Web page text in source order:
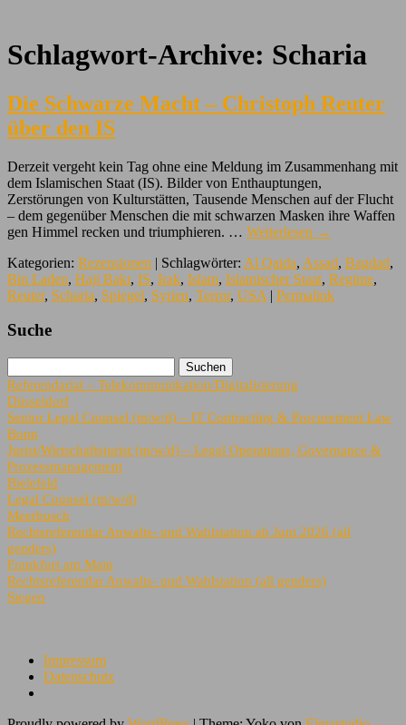
Schlagwort-Archive: Scharia
Die Schwarze Macht – Christoph Reuter
über den IS
Derzeit vergeht kein Tag ohne eine Meldung im Zusammenhang mit
dem Islamischen Staat (IS). Bilder von Enthauptungen,
Zerstörungen von Kulturstätten, Tausende Menschen auf der Flucht
– dem gegenüber Menschen die mit schwarzen Masken ihre Waffen
gen Himmel recken und triumphieren. … Weiterlesen →
Kategorien: Rezensionen | Schlagwörter: Al Qaida, Assad, Bagdad,
Bin Laden, Haji Bakr, IS, Irak, Islam, Islamischer Staat, Regime,
Reuter, Scharia, Spiegel, Syrien, Terror, USA | Permalink
Suche
Referendariat – Telekommunikation/Digitalisierung
Düsseldorf
Senior Legal Counsel (m/w/d) – IT Contracting & Procurement Law
Bonn
Jurist/Wirtschaftsjurist (m/w/d) – Legal Operations, Governance &
Prozessmanagement
Bielefeld
Legal Counsel (m/w/d)
Meerbusch
Rechtsreferendar Anwalts- und Wahlstation ab Juni 2026 (all
genders)
Frankfurt am Main
Rechtsreferendar Anwalts- und Wahlstation (all genders)
Siegen
Impressum
Datenschutz